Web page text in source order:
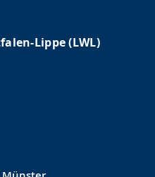
Lippe (LWL)